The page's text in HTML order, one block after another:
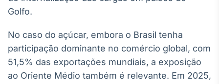
Fundos
A melhor
analisar fundos
de investimento
Golfo.
No caso do açúcar, embora o Brasil tenha
participação dominante no comércio global, com
51,5% das exportações mundiais, a exposição
ao Oriente Médio também é relevante. Em 2025,